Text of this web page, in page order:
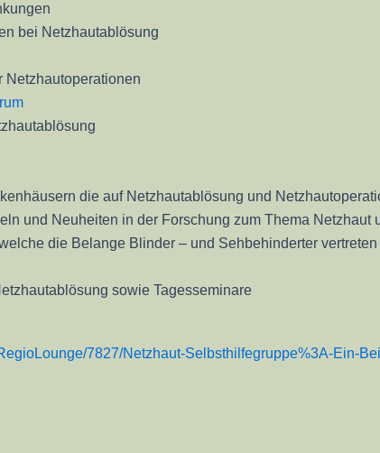
bei Netzhautablösung
Netzhautoperationen
die auf Netzhautablösung und
und Neuheiten in der Forschung zum Thema Netzhaut
die Belange Blinder – und Sehbehinderter
sowie Tagesseminare
7827/Netzhaut-Selbsthilfegruppe%3A-Ein-